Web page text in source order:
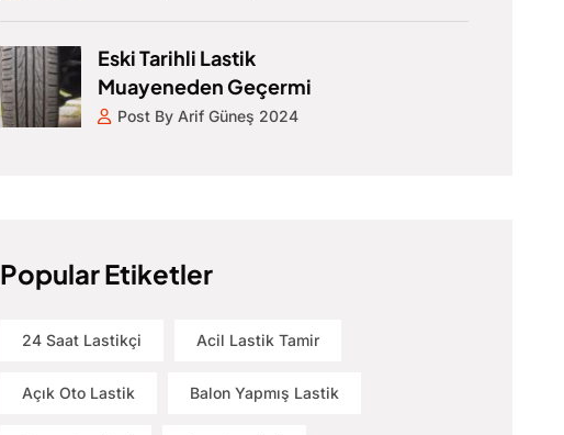
Eski Tarihli Lastik
Muayeneden Geçermi
Post By Arif Güneş 2024
Popular Etiketler
24 Saat Lastikçi Acil Lastik Tamir
Açık Oto Lastik Balon Yapmış Lastik